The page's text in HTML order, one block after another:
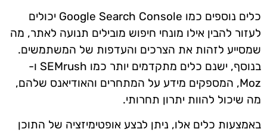
כלים נוספים כמו Google Search Console יכולים
לעזור להבין אילו מונחי חיפוש מובילים תנועה לאתר, מה
שמסייע לזהות את הצרכים והעדפות של המשתמשים.
בנוסף, ישנם כלים מתקדמים יותר כמו SEMrush ו-
Moz, המספקים מידע על המתחרים והאודיאנס שלהם,
מה שיכול להוות יתרון תחרותי.
באמצעות כלים אלו, ניתן לבצע אופטימיזציה של התוכן